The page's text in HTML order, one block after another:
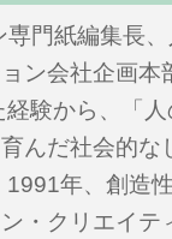
門紙編集長
ン会社企画本
験から、「
んだ社会的な
年、創造
・クリエイテ